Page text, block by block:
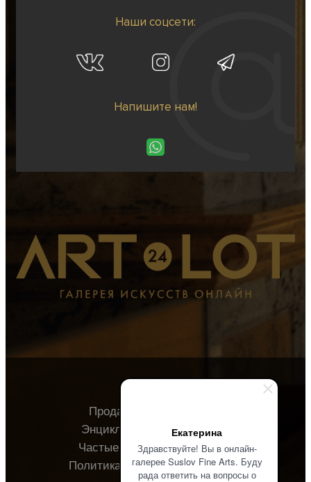
Екатерина
Здравствуйте! Вы в онлайн-
галерее Suslov Fine Arts. Буду
рада ответить на вопросы о
Наши соцсети:
Напишите нам!
Продавцу
Энциклопедия
О галерее
Частые вопросы
Контакты
Политика конфиденциальности